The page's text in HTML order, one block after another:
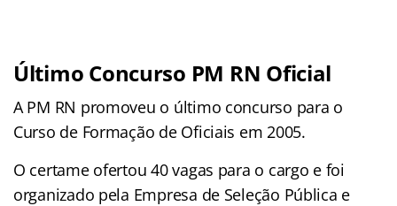
Último Concurso PM RN Oficial
A PM RN promoveu o último concurso para o
Curso de Formação de Oficiais em 2005.
O certame ofertou 40 vagas para o cargo e foi
organizado pela Empresa de Seleção Pública e